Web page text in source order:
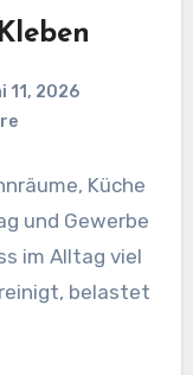
11, 2026
Küche
und Gewerbe
im Alltag viel
belastet